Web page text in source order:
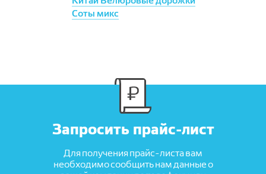
Соты микс
Запросить прайс-лист
Для получения прайс-листа вам
необходимо сообщить нам данные о